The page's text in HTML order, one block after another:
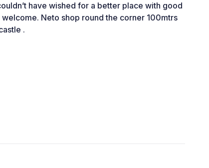
have wished for a better place with good
Neto shop round the corner 100mtrs
.